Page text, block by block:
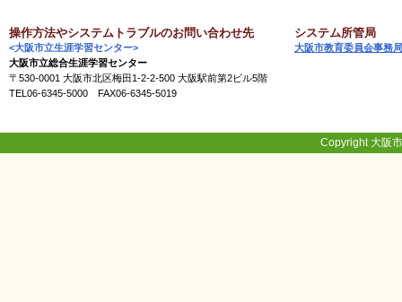
講
師
・
イ
ラ
操作方法やシステムトラブルのお問い合わせ先
<大阪市立生涯学習センター>
大阪市立総合生涯学習センター
〒530-0001 大阪市北区梅田1-2-2-500 大阪駅前第2ビル5階
TEL06-6345-5000 FAX06-6345-5019
システム所管局
大阪市教育委員会事務局
Copyright 大阪